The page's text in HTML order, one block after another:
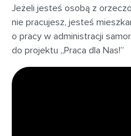
Jeżeli jesteś osobą z
nie pracujesz, jesteś
o pracy w administracji
do projektu „Praca dla Nas!”